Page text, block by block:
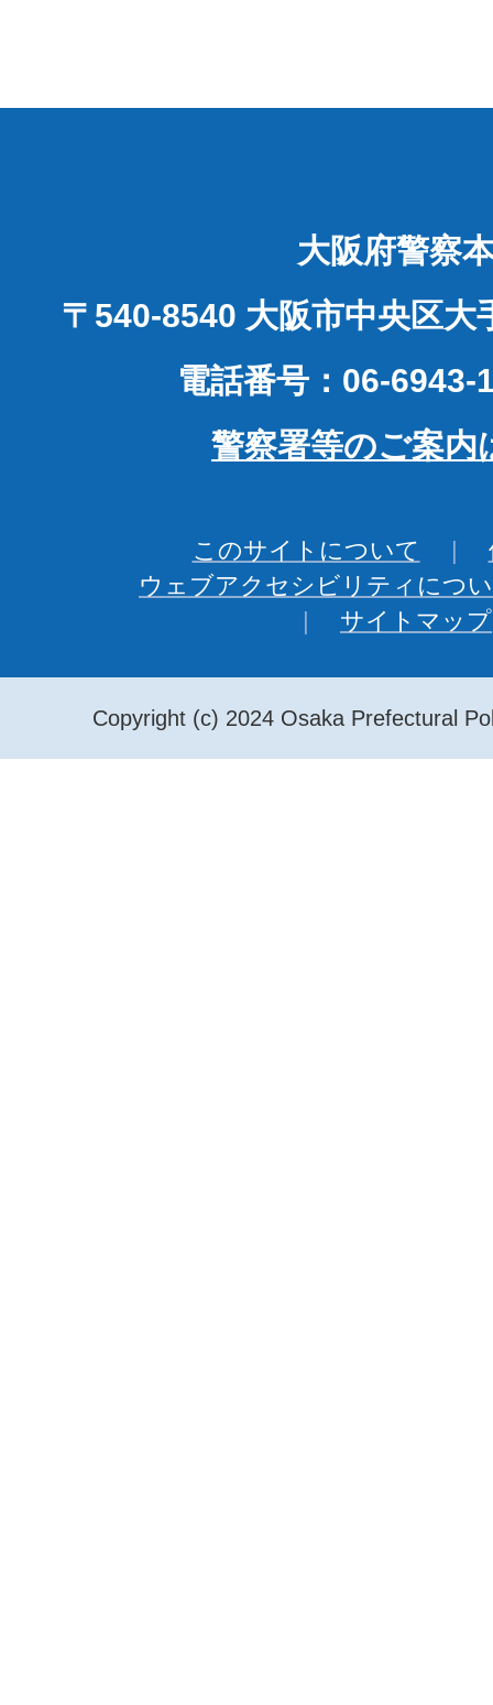
大阪府警察
〒540-8540 大阪市中央区大
電話番号：06-6943-
警察署等のご案内
このサイトについて
ウェブアクセシビリティにつ
サイトマップ
Copyright (c) 2024 Osaka Prefectural